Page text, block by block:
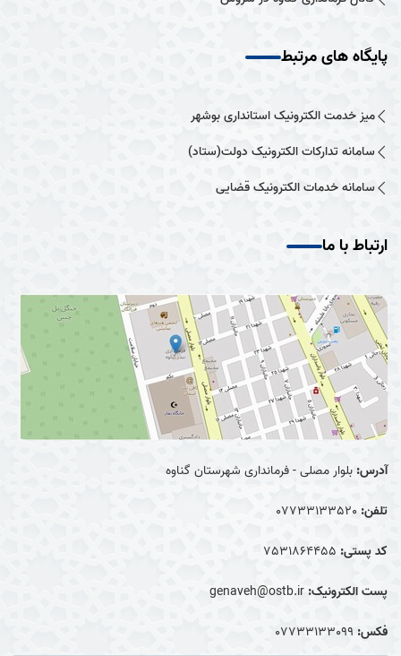
پایگاه های مرتبط
میز خدمت الکترونیک استانداری بوشهر
سامانه تدارکات الکترونیک دولت(ستاد)
سامانه خدمات الکترونیک قضایی
ارتباط با ما
آدرس: بلوار مصلی - فرمانداری شهرستان گناوه
تلفن: 07733133520
کد پستی: 7531864455
پست الکترونیک: genaveh@ostb.ir
فکس: 07733133099